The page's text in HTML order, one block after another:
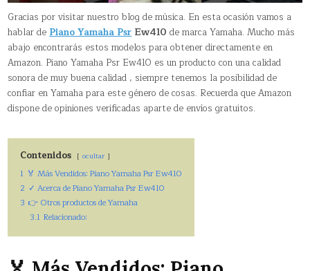
Gracias por visitar nuestro blog de música. En esta ocasión vamos a
hablar dePiano Yamaha PsrEw410 de marca Yamaha. Mucho más
abajo encontrarás estos modelos para obtener directamente en
Amazon. Piano Yamaha Psr Ew410 es un producto con una calidad
sonora de muy buena calidad , siempre tenemos la posibilidad de
confiar en Yamaha para este género de cosas. Recuerda que Amazon
dispone de opiniones verificadas aparte de envíos gratuitos.
Contenidos ocultar
1 🏅 Más Vendidos: Piano Yamaha Psr Ew410
2 ✓ Acerca de Piano Yamaha Psr Ew410
3 👉 Otros productos de Yamaha
3.1 Relacionado: